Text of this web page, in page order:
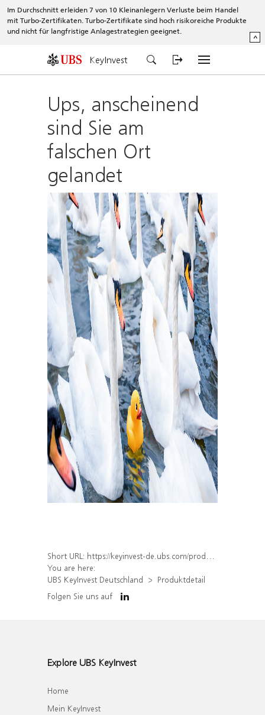
Im Durchschnitt erleiden 7 von 10 Kleinanlegern Verluste beim Handel
mit Turbo-Zertifikaten. Turbo-Zertifikate sind hoch risikoreiche Produkte
und nicht für langfristige Anlagestrategien geeignet.
^
KeyInvest
Ups, anscheinend
sind Sie am
falschen Ort
gelandet
Short URL: https://keyinvest-de.ubs.com/produkt/detail/index/isin/DE000WA597H3
You are here:
UBS KeyInvest Deutschland
Produktdetail
Folgen Sie uns auf
Explore UBS KeyInvest
Home
Mein KeyInvest